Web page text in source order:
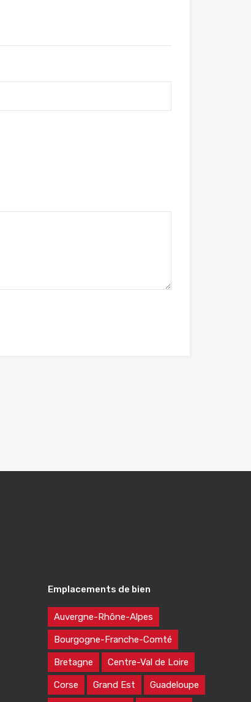
Emplacements de bien
Auvergne-Rhône-Alpes
Bourgogne-Franche-Comté
Bretagne Centre-Val de Loire
Corse Grand Est Guadeloupe